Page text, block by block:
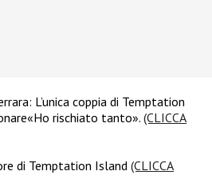
L’unica coppia di Temptation
rischiato tanto». (CLICCA
di Temptation Island (CLICCA